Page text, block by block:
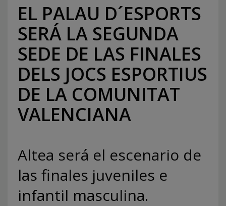
EL PALAU D´ESPORTS
SERÁ LA SEGUNDA
SEDE DE LAS FINALES
DELS JOCS ESPORTIUS
DE LA COMUNITAT
VALENCIANA
Altea será el escenario de
las finales juveniles e
infantil masculina.